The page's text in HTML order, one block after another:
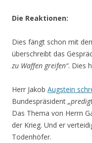
Die Reaktionen:
Dies fängt schon mit
überschreibt das
zu Waffen greifen“. Dies
Herr Jakob Augstein
Bundespräsident
Das Thema von Herrn
der Krieg. Und er
Todenhöfer.